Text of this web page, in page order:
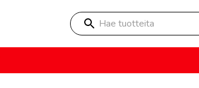
Hae tuotteita